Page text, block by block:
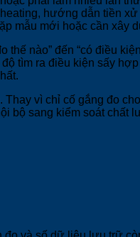
hướng dẫn tiền
mẫu mới hoặc cần xây
nào” đến “có điều
tìm ra điều kiện sấy
vì chỉ cố gắng đo
bộ sang kiểm soát chất